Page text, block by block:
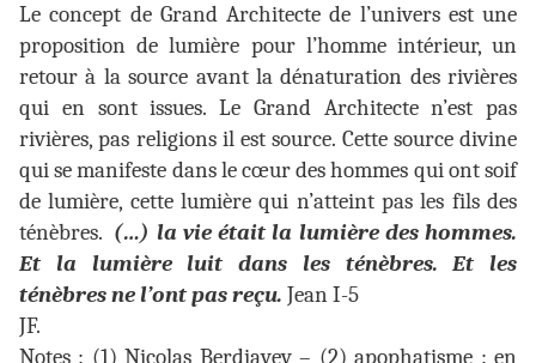
Le concept de Grand Architecte de l’univers est une
proposition de lumière pour l’homme intérieur, un
retour à la source avant la dénaturation des rivières
qui en sont issues. Le Grand Architecte n’est pas
rivières, pas religions il est source. Cette source divine
qui se manifeste dans le cœur des hommes qui ont soif
de lumière, cette lumière qui n’atteint pas les fils des
ténèbres. (…) la vie était la lumière des hommes.
Et la lumière luit dans les ténèbres. Et les
ténèbres ne l’ont pas reçu. Jean I-5
JF.
Notes : (1) Nicolas Berdiavev – (2) apophatisme : en